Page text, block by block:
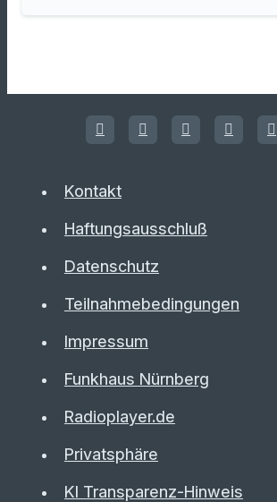
Kontakt
Haftungsausschluß
Datenschutz
Teilnahmebedingungen
Impressum
Funkhaus Nürnberg
Radioplayer.de
Privatsphäre
KI Transparenz-Hinweis